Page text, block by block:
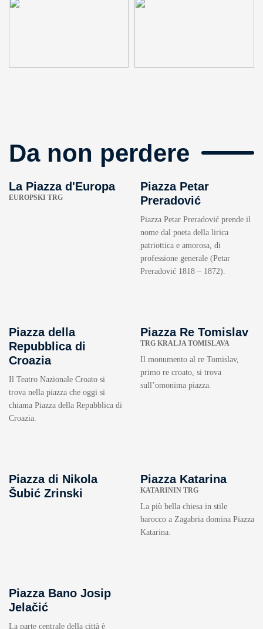
Da non perdere
La Piazza d'Europa
EUROPSKI TRG
Piazza Petar
Preradović
Piazza Petar Preradović prende il
nome dal poeta della lirica
patriottica e amorosa, di
professione generale (Petar
Preradović 1818 – 1872).
Piazza della
Repubblica di
Croazia
Il Teatro Nazionale Croato si
trova nella piazza che oggi si
chiama Piazza della Repubblica di
Croazia.
Piazza Re Tomislav
TRG KRALJA TOMISLAVA
Il monumento al re Tomislav,
primo re croato, si trova
sull’omonima piazza.
Piazza di Nikola
Šubić Zrinski
Piazza Katarina
KATARININ TRG
La più bella chiesa in stile
barocco a Zagabria domina Piazza
Katarina.
Piazza Bano Josip
Jelačić
La parte centrale della città è